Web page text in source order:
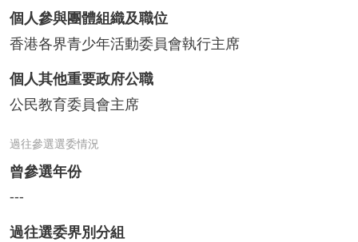
個人參與團體組織及職位
香港各界青少年活動委員會執行主席
個人其他重要政府公職
公民教育委員會主席
過往參選選委情況
曾參選年份
---
過往選委界別分組